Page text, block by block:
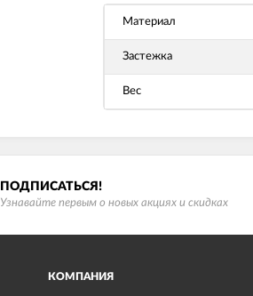
Материал
Застежка
Вес
ПОДПИСАТЬСЯ!
Узнавайте первым о новых акциях и скидках
КОМПАНИЯ